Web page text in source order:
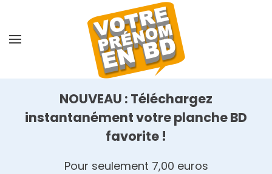
NOUVEAU : Téléchargez
instantanément votre planche BD
favorite !
Pour seulement 7,00 euros